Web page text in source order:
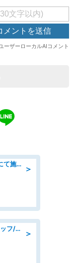
＞
工事・土木施工管理/総合技術商社にて施工管理のお仕事/即日勤務可/車通勤可/工事・土木施工管理/生産・品質管理
＞
日払いOKで即日収入/キッチンスタッフ/「原付免許必須」デリバリー業務など、自己成長可能な幅広い仕事に挑戦!髪型自由&ピアス・ネイルOK/茨城県/水戸市